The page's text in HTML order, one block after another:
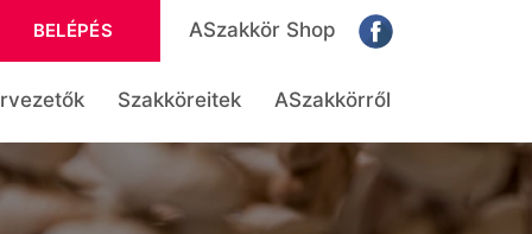
BELÉPÉS ASzakkör Shop
Szakköreitek ASzakkörről